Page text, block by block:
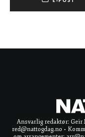
Ansvarlig redaktør: Geir
red@nattogdag.no •